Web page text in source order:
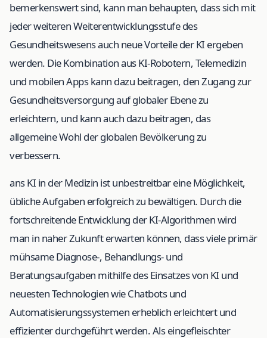
bemerkenswert sind, kann man behaupten, dass sich mit
jeder weiteren Weiterentwicklungsstufe des
Gesundheitswesens auch neue Vorteile der KI ergeben
werden. Die Kombination aus KI-Robotern, Telemedizin
und mobilen Apps kann dazu beitragen, den Zugang zur
Gesundheitsversorgung auf globaler Ebene zu
erleichtern, und kann auch dazu beitragen, das
allgemeine Wohl der globalen Bevölkerung zu
verbessern.
ans KI in der Medizin ist unbestreitbar eine Möglichkeit,
übliche Aufgaben erfolgreich zu bewältigen. Durch die
fortschreitende Entwicklung der KI-Algorithmen wird
man in naher Zukunft erwarten können, dass viele primär
mühsame Diagnose-, Behandlungs- und
Beratungsaufgaben mithilfe des Einsatzes von KI und
neuesten Technologien wie Chatbots und
Automatisierungssystemen erheblich erleichtert und
effizienter durchgeführt werden. Als eingefleischter